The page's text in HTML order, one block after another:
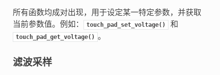
所有函数均成对出现，用于设定某一特定参数，并获取
当前参数值。例如：
touch_pad_set_voltage() 和
touch_pad_get_voltage() 。
滤波采样